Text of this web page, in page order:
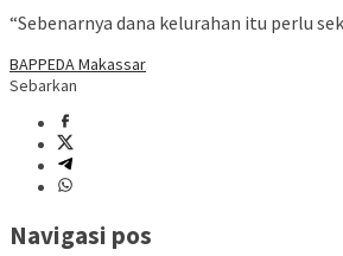
“Sebenarnya dana kelurahan itu perlu
BAPPEDA Makassar
Sebarkan
Navigasi pos